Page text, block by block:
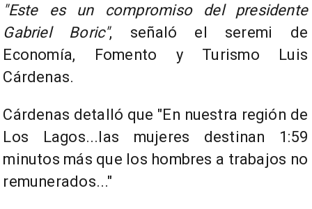
"Este es un compromiso del presidente
Gabriel Boric", señaló el seremi de
Economía, Fomento y Turismo Luis
Cárdenas.
Cárdenas detalló que "En nuestra región de
Los Lagos...las mujeres destinan 1:59
minutos más que los hombres a trabajos no
remunerados..."